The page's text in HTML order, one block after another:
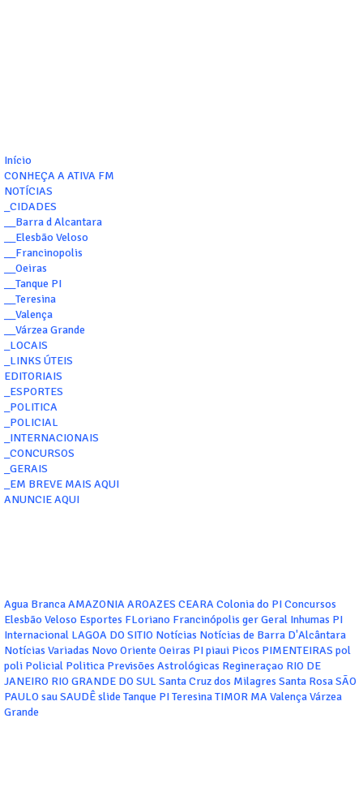
Início
CONHEÇA A ATIVA FM
NOTÍCIAS
_CIDADES
__Barra d Alcantara
__Elesbão Veloso
__Francinopolis
__Oeiras
__Tanque PI
__Teresina
__Valença
__Várzea Grande
_LOCAIS
_LINKS ÚTEIS
EDITORIAIS
_ESPORTES
_POLITICA
_POLICIAL
_INTERNACIONAIS
_CONCURSOS
_GERAIS
_EM BREVE MAIS AQUI
ANUNCIE AQUI
Agua BrancaAMAZONIAAROAZES CEARAColonia do PIConcursos
Elesbão Veloso Esportes FLoriano Francinópolis gerGeral Inhumas PI
Internacional LAGOA DO SITIO Notícias Notícias de Barra D'Alcântara
Notícias Variadas Novo Oriente Oeiras PIpiaui Picos PIMENTEIRAS pol
poli Policial Politica Previsões Astrológicas Regineraçao RIO DE
JANEIRO RIO GRANDE DO SUL Santa Cruz dos Milagres Santa RosaSÃO
PAULOsauSAUDÊslide Tanque PITeresinaTIMOR MAValençaVárzea
Grande